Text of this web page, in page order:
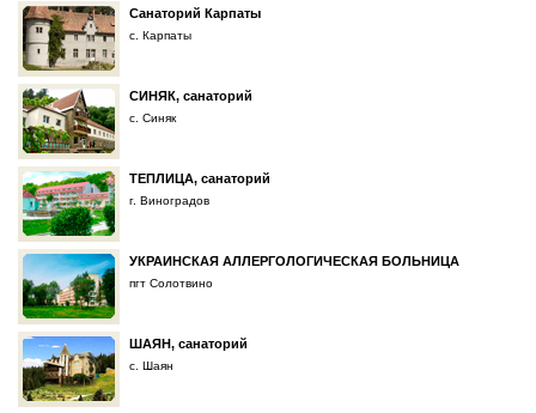
Санаторий Карпаты
с. Карпаты
СИНЯК, санаторий
с. Синяк
ТЕПЛИЦА, санаторий
г. Виноградов
УКРАИНСКАЯ АЛЛЕРГОЛОГИЧЕСКАЯ БОЛЬНИЦА
пгт Солотвино
ШАЯН, санаторий
с. Шаян